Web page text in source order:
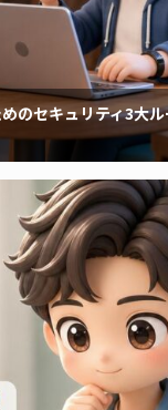
のセキュリティ3大